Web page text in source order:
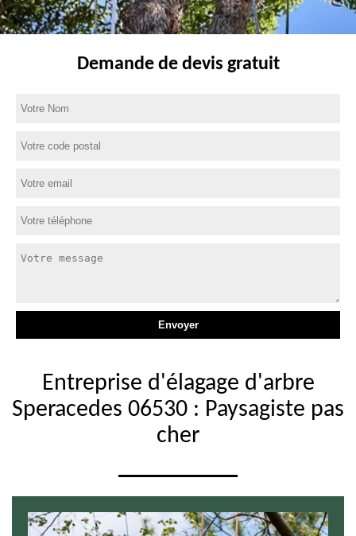
Demande de devis gratuit
Entreprise d'élagage d'arbre
Speracedes 06530 : Paysagiste pas
cher